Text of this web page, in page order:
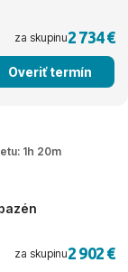
za skupinu2 734 €
Overiť termín
1h 20m
za skupinu2 902 €